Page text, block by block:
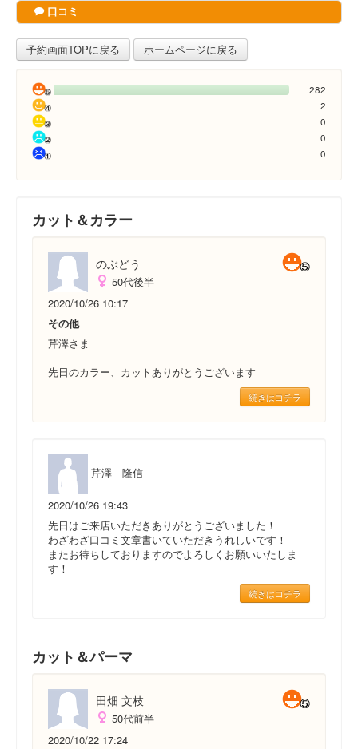
口コミ
予約画面TOPに戻る ホームページに戻る
282
2
0
0
0
カット＆カラー
のぶどう
50代後半
2020/10/26 10:17
その他
芹澤さま
先日のカラー、カットありがとうございます
続きはコチラ
芹澤 隆信
2020/10/26 19:43
先日はご来店いただきありがとうございました！
わざわざ口コミ文章書いていただきうれしいです！
またお待ちしておりますのでよろしくお願いいたしま
す！
続きはコチラ
カット＆パーマ
田畑 文枝
50代前半
2020/10/22 17:24